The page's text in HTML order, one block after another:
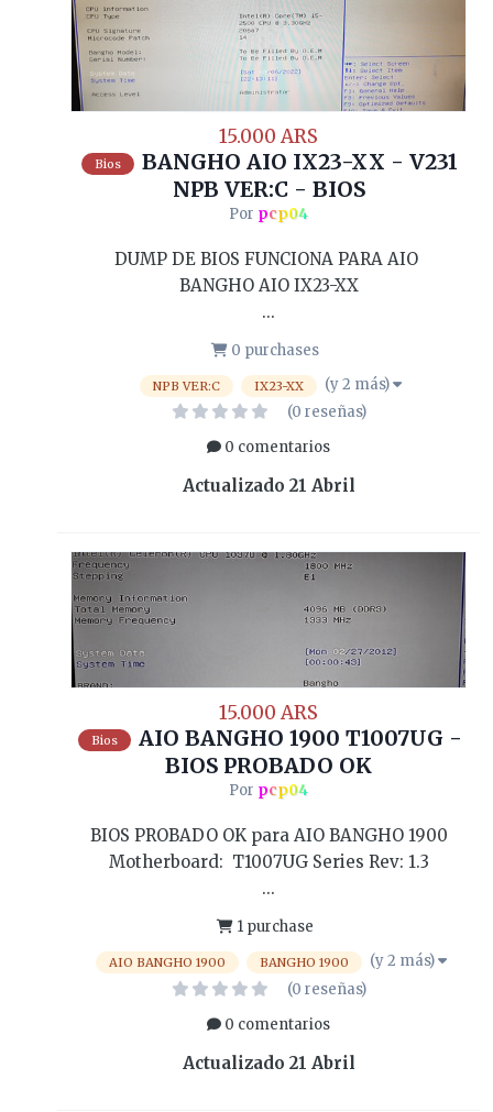
15.000 ARS
Bios
BANGHO AIO IX23-XX - V231
NPB VER:C - BIOS
Por pcp04
DUMP DE BIOS FUNCIONA PARA AIO
BANGHO AIO IX23-XX
...
0 purchases
NPB VER:C IX23-XX
(y 2 más)
(0 reseñas)
0 comentarios
Actualizado 21 Abril
15.000 ARS
Bios
AIO BANGHO 1900 T1007UG -
BIOS PROBADO OK
Por pcp04
BIOS PROBADO OK para AIO BANGHO 1900
Motherboard: T1007UG Series Rev: 1.3
...
1 purchase
AIO BANGHO 1900 BANGHO 1900
(y 2 más)
(0 reseñas)
0 comentarios
Actualizado 21 Abril